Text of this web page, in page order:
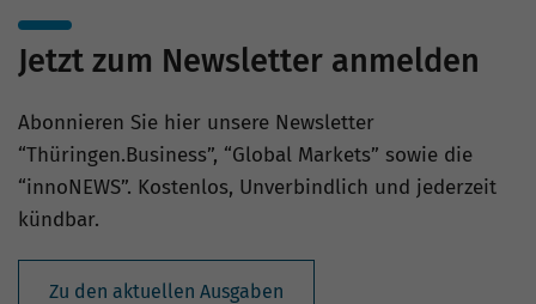
Jetzt zum Newsletter anmelden
Abonnieren Sie hier unsere Newsletter
“Thüringen.Business”, “Global Markets” sowie die
“innoNEWS”. Kostenlos, Unverbindlich und jederzeit
kündbar.
Zu den aktuellen Ausgaben